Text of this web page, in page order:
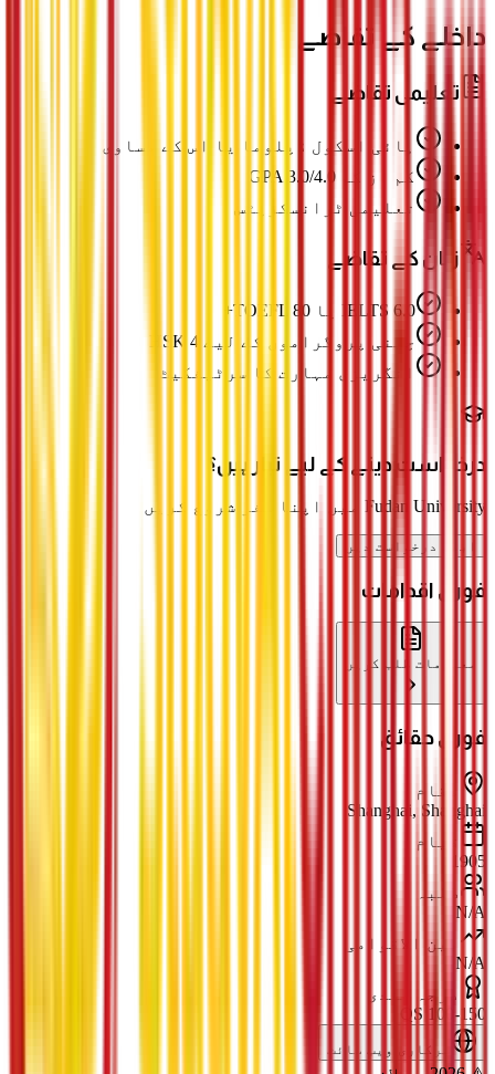
داخلے کے تقاضے
تعلیمی تقاضے
ہائی اسکول ڈپلوما یا اس کے مساوی
کم از کم GPA 3.0/4.0
تعلیمی ٹرانسکرپٹس
زبان کے تقاضے
IELTS 6.0 یا TOEFL 80+
چینی پروگراموں کے لیے HSK 4
انگریزی مہارت کا سرٹیفکیٹ
درخواست دینے کے لیے تیار ہیں؟
Fudan University میں اپنا سفر شروع کریں
ابھی درخواست دیں
فوری اقدامات
معلومات طلب کریں
فوری حقائق
مقام
Shanghai, Shanghai
قیام
1905
طلبہ
N/A
بین الاقوامی
N/A
درجہ بندی
QS 100-150
سرکاری ویب سائٹ